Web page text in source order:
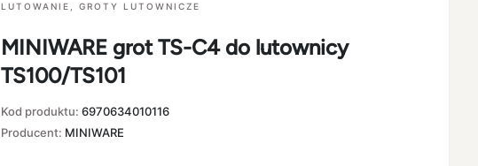
LUTOWANIE GROTY LUTOWNICZE
MINIWARE grot TS-C4 do lutownicy
TS100/TS101
Kod produktu: 6970634010116
Producent: MINIWARE